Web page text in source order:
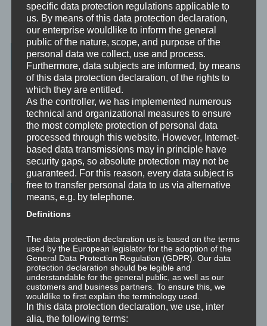
Weitere Informationen
Christoph – Unternehmensberatung, Personenberatung und
Supervision:
☞ www.christoph.solutions
Psychologische Beratung:
☞ psychologischeberatung.online
Worum es hier geht ...
Mishra, Samaya), Meditation, NLP, Trance, EMDR, Time Line
Therapy®, Brainspotting, EFT, Provocative Interventions,
Schamanismus, Huna, Achtsamkeit & Bewusstheit, Sex-Magick, Life
Hacks.
specific data protection regulations applicable to
us. By means of this data protection declaration,
our enterprise wouldlike to inform the general
public of the nature, scope, and purpose of the
personal data we collect, use and process.
Furthermore, data subjects are informed, by means
of this data protection declaration, of the rights to
which they are entitled.
As the controller, we has implemented numerous
technical and organizational measures to ensure
the most complete protection of personal data
processed through this website. However, Internet-
based data transmissions may in principle have
security gaps, so absolute protection may not be
guaranteed. For this reason, every data subject is
free to transfer personal data to us via alternative
means, e.g. by telephone.
Definitions
The data protection declaration us is based on the terms
used by the European legislator for the adoption of the
General Data Protection Regulation (GDPR). Our data
protection declaration should be legible and
understandable for the general public, as well as our
customers and business partners. To ensure this, we
wouldlike to first explain the terminology used.
In this data protection declaration, we use, inter
alia, the following terms: